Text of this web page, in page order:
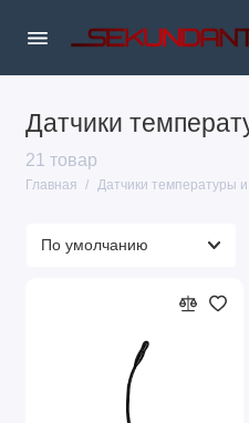
Датчики
21 товар
Главная Датчики температуры